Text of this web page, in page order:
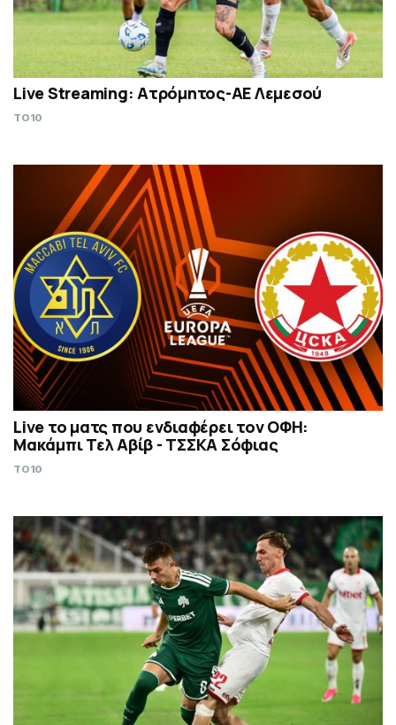
Live Streaming: Ατρόμητος-ΑΕ Λεμεσού
TO10
Live το ματς που ενδιαφέρει τον ΟΦΗ:
Μακάμπι Τελ Αβίβ - ΤΣΣΚΑ Σόφιας
TO10